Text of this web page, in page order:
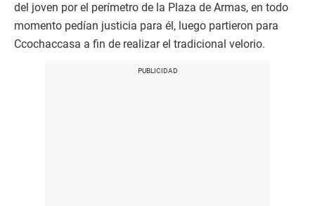
del joven por el perímetro de la Plaza de Armas, en todo
momento pedían justicia para él, luego partieron para
Ccochaccasa a fin de realizar el tradicional velorio.